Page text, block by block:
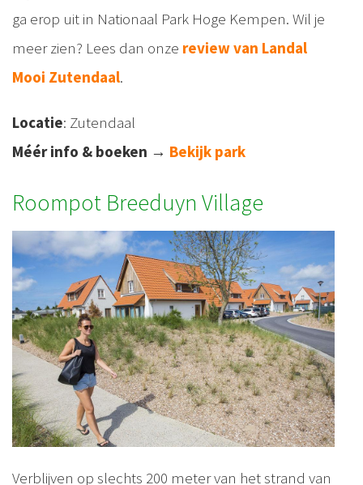
ga erop uit in Nationaal Park Hoge Kempen. Wil je
meer zien? Lees dan onze review van Landal
Mooi Zutendaal.
Locatie: Zutendaal
Méér info & boeken → Bekijk park
Roompot Breeduyn Village
Verblijven op slechts 200 meter van het strand van